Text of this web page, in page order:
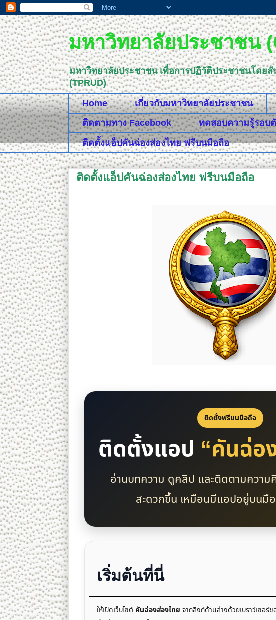
มหาวิทยาลัยประชาชน
มหาวิทยาลัยประชาชน เพื่อการปฏิวัติประชาชนโดย
(TPRUD)
Home เกี่ยวกับมหาวิทยาลัยประชาชน
ติดตามทาง Facebook
ทดสอบความรู้รอบ
ติดตั้งแอ็ปคันฉ่องส่องไทย ฟรีบนมือถือ
ติดตั้งแอ็ปคันฉ่องส่องไทย ฟรีบนมือถือ
ติดตั้งฟรีบนมือถือ
ติดตั้งแอป “คันฉ่อ
อ่านบทความ ดูคลิป และติดตามความ
สะดวกขึ้น เหมือนมีแอปอยู่บนมื
เริ่มต้นที่นี่
ให้เปิดเว็บไซต์ คันฉ่องส่องไทย จากลิงก์ด้านล่างด้วยเบราว์เซอ